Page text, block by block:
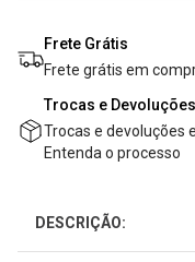
Frete Grátis
Frete grátis em
Trocas e Devoluções
Trocas e devoluções
Entenda o processo
DESCRIÇÃO: